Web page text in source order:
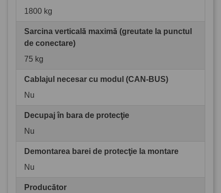
1800 kg
Sarcina verticală maximă (greutate la punctul
de conectare)
75 kg
Cablajul necesar cu modul (CAN-BUS)
Nu
Decupaj în bara de protecţie
Nu
Demontarea barei de protecţie la montare
Nu
Producător